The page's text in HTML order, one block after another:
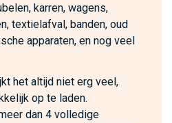
karren, wagens,
textielafval, banden, oud
apparaten, en nog veel
het altijd niet erg veel,
op te laden.
dan 4 volledige